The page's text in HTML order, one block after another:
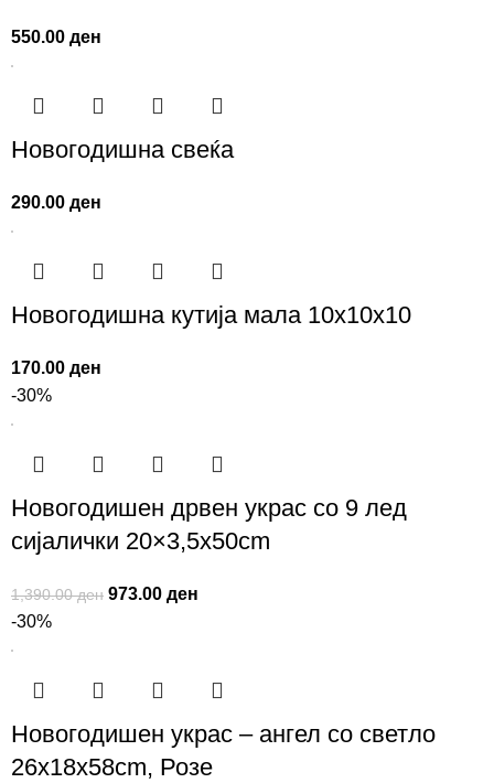
550.00ден
Новогодишна свеќа
290.00ден
Новогодишна кутија мала 10x10x10
170.00ден
-30%
Новогодишен дрвен украс со 9 лед
сијалички 20×3,5x50cm
1,390.00ден 973.00ден
-30%
Новогодишен украс – ангел со светло
26x18x58cm, Розе